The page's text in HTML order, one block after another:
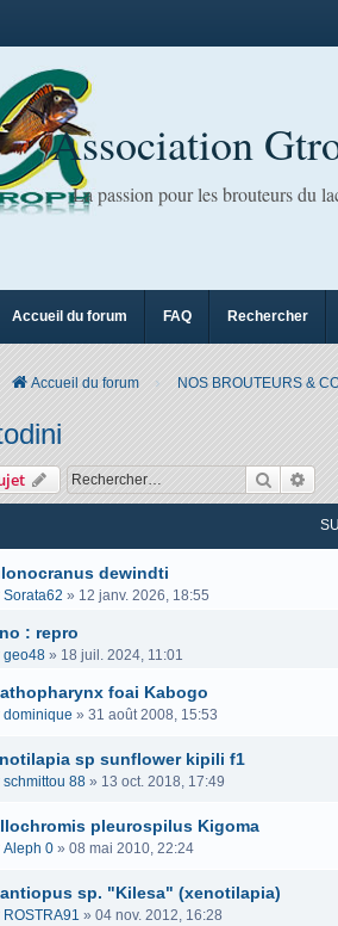
Association
La passion pour les brouteurs du
Accueil du forum FAQ Rechercher
Accueil du forum NOS BROUTEURS &
dewindti
Sorata62 » 12 janv. 2026, 18:55
: repro
geo48 » 18 juil. 2024, 11:01
foai Kabogo
dominique » 31 août 2008, 15:53
sp sunflower kipili f1
schmittou 88 » 13 oct. 2018, 17:49
pleurospilus Kigoma
Aleph 0 » 08 mai 2010, 22:24
sp. "Kilesa" (xenotilapia)
ROSTRA91 » 04 nov. 2012, 16:28